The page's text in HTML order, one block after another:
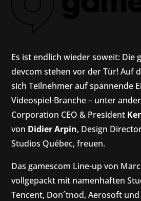
Es ist endlich wieder soweit: Die
devcom stehen vor der Tür! Auf
sich Teilnehmer auf spannende
Videospiel-Branche – unter
Corporation CEO & President
von Didier Arpin, Design
Studios Québec, freuen.
Das gamescom Line-up von
vollgepackt mit namenhaften
Tencent, Don´tnod, Aerosoft